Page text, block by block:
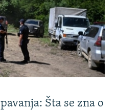
Šta se zna o